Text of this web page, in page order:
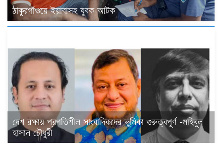
ঠাকুরগাঁওয়ে ইয়াবাসহ যুবক আটক
দেশ রক্ষায় প্রগতিশীল সাংবাদিকদের ভুমিকা গুরুত্বপূর্ণ -মহিবুল
হাসান চৌধুরী